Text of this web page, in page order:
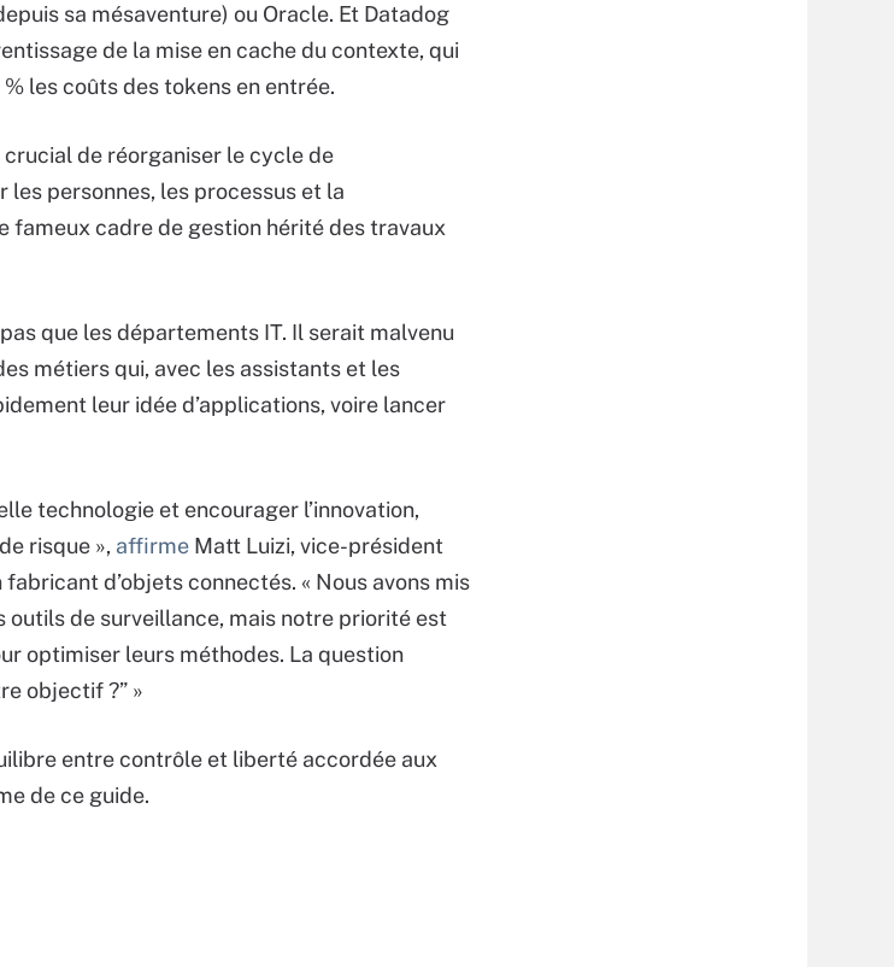
sa mésaventure) ou Oracle. Et Datadog
de la mise en cache du contexte, qui
les coûts des tokens en entrée.
de réorganiser le cycle de
les personnes, les processus et la
fameux cadre de gestion hérité des travaux
que les départements IT. Il serait malvenu
métiers qui, avec les assistants et les
leur idée d’applications, voire lancer
technologie et encourager l’innovation,
risque », affirme Matt Luizi, vice-président
fabricant d’objets connectés. « Nous avons mis
outils de surveillance, mais notre priorité est
optimiser leurs méthodes. La question
objectif ?” »
entre contrôle et liberté accordée aux
de ce guide.